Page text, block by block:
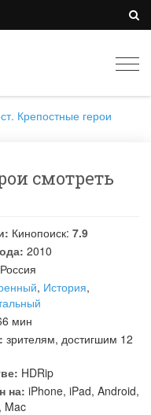
Крепостные герои
смотреть
Кинопоиск: 7.9
2010
Россия
, История,
мин
зрителям, достигшим 12
HDRip
на: iPhone, iPad, Android,
Mac